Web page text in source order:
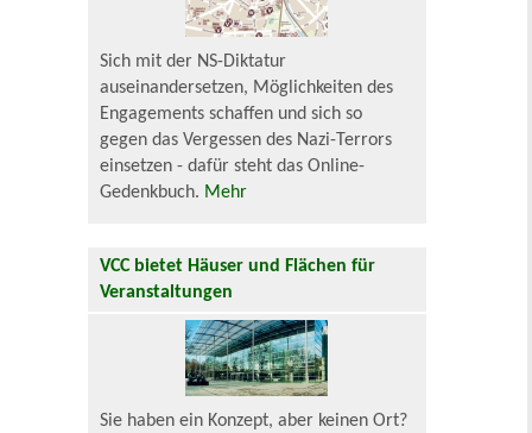
Sich mit der NS-Diktatur
auseinandersetzen, Möglichkeiten des
Engagements schaffen und sich so
gegen das Vergessen des Nazi-Terrors
einsetzen - dafür steht das Online-
Gedenkbuch. Mehr
VCC bietet Häuser und Flächen für
Veranstaltungen
Sie haben ein Konzept, aber keinen Ort?